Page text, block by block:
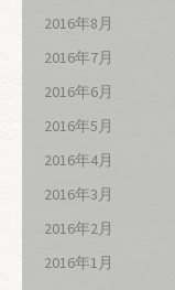
2016年8月
2016年7月
2016年6月
2016年5月
2016年4月
2016年3月
2016年2月
2016年1月